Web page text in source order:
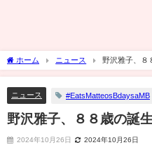
ホーム ニュース 野沢雅子、８
ニュース #EatsMatteosBdaysaMB
野沢雅子、８８歳の誕
2024年10月26日 2024年10月26日